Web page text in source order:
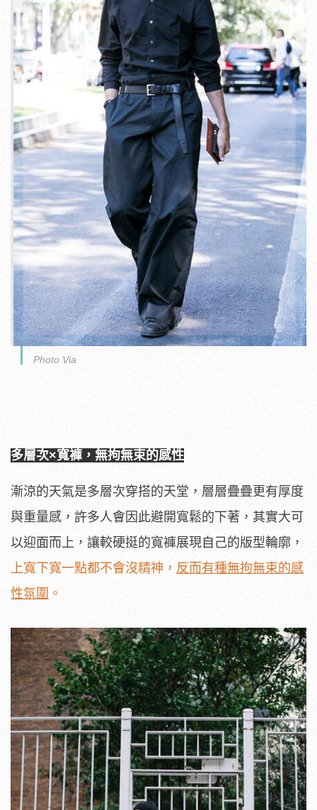
Photo Via
多層次×寬褲，無拘無束的感性
漸涼的天氣是多層次穿搭的天堂，層層疊疊更有厚度
與重量感，許多人會因此避開寬鬆的下著，其實大可
以迎面而上，讓較硬挺的寬褲展現自己的版型輪廓，
上寬下寬一點都不會沒精神， 反而有種無拘無束的感
性氛圍 。